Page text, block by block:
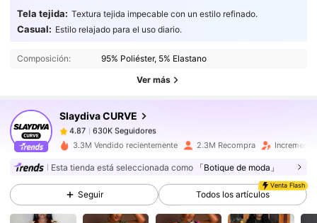
Tela tejida: Textura tejida impecable con un estilo refinado.
Casual: Estilo relajado para el uso diario.
Composición: 95% Poliéster, 5% Elastano
Ver más
Slaydiva CURVE
4.87
4.87
630K Seguidores
b***2seguidoHace 1 horas
4.87
630K Seguidores
4.87 630K Seguidores
4.87 630K Seguidores
4.87 630K Seguidores
3.3M Vendido recientemente 2.3M Recompra
Esta tienda está seleccionada como 「Botique de moda」
Seguir
Venta Flash
Todos los artículos